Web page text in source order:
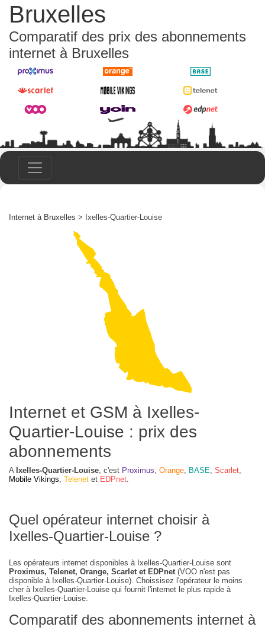
Bruxelles
Comparatif des prix des abonnements
internet à Bruxelles
Internet à Bruxelles > Ixelles-Quartier-Louise
Internet et GSM à Ixelles-
Quartier-Louise : prix des
abonnements
A Ixelles-Quartier-Louise, c'est Proximus, Orange, BASE, Scarlet,
Mobile Vikings, Telenet et EDPnet.
Quel opérateur internet choisir à
Ixelles-Quartier-Louise ?
Les opérateurs internet disponibles à Ixelles-Quartier-Louise sont
Proximus, Telenet, Orange, Scarlet et EDPnet(VOO n'est pas
disponible à Ixelles-Quartier-Louise). Choissisez l'opérateur le moins
cher à Ixelles-Quartier-Louise qui fournit l'internet le plus rapide à
Ixelles-Quartier-Louise.
Comparatif des abonnements internet à